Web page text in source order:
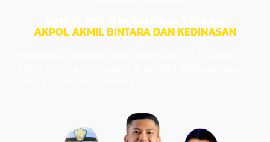
AKPOL AKMIL BINTARA DAN KEDINASAN